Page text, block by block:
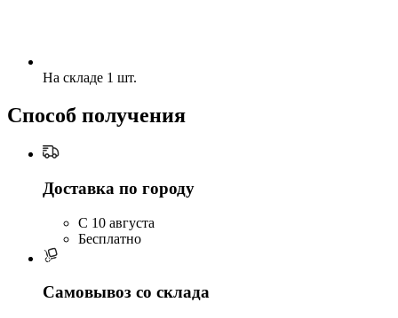
На складе 1 шт.
Способ получения
Доставка по городу
C 10 августа
Бесплатно
Самовывоз со склада